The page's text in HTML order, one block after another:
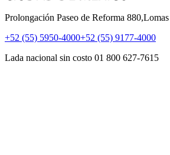
Prolongación Paseo de Reforma
+52 (55) 5950-4000+52 (55) 9177-4000
Lada nacional sin costo 01 800 627-7615